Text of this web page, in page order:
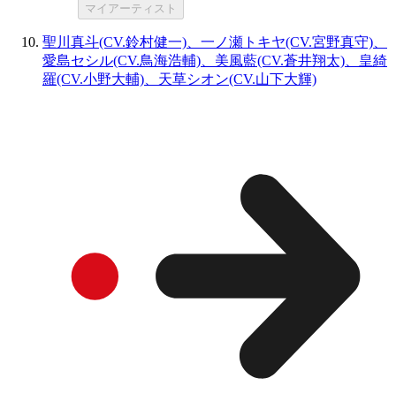
マイアーティスト
聖川真斗(CV.鈴村健一)、一ノ瀬トキヤ(CV.宮野真守)、
愛島セシル(CV.鳥海浩輔)、美風藍(CV.蒼井翔太)、皇綺
羅(CV.小野大輔)、天草シオン(CV.山下大輝)